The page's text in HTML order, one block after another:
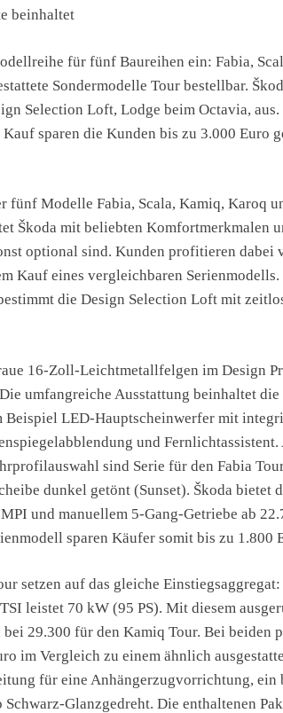
beinhaltet
für fünf Baureihen ein: Fabia,
Sondermodelle Tour bestellbar.
Selection Loft, Lodge beim Octavia, aus.
sparen die Kunden bis zu 3.000 Euro
fünf Modelle Fabia, Scala, Kamiq, Karoq
Škoda mit beliebten Komfortmerkmalen
optional sind. Kunden profitieren
Kauf eines vergleichbaren
die Design Selection Loft mit
16-Zoll-Leichtmetallfelgen im Design
umfangreiche Ausstattung beinhaltet
Beispiel LED-Hauptscheinwerfer mit
und
sind Serie für den Fabia
dunkel getönt (Sunset). Škoda
und manuellem 5-Gang-Getriebe ab
sparen Käufer somit bis zu 1.800
setzen auf das gleiche
leistet 70 kW (95 PS). Mit diesem
bei 29.300 für den Kamiq Tour. Bei beiden
im Vergleich zu einem ähnlich
für eine Anhängerzugvorrichtung,
Glanzgedreht. Die enthaltenen